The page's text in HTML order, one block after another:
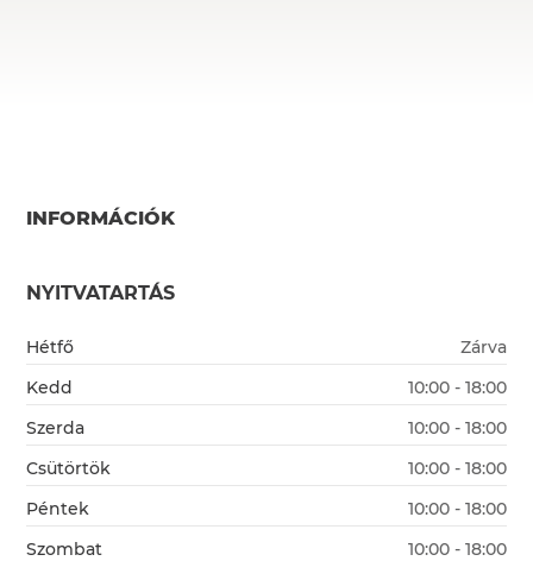
INFORMÁCIÓK
NYITVATARTÁS
Hétfő
Zárva
Kedd
10:00 - 18:00
Szerda
10:00 - 18:00
Csütörtök
10:00 - 18:00
Péntek
10:00 - 18:00
Szombat
10:00 - 18:00